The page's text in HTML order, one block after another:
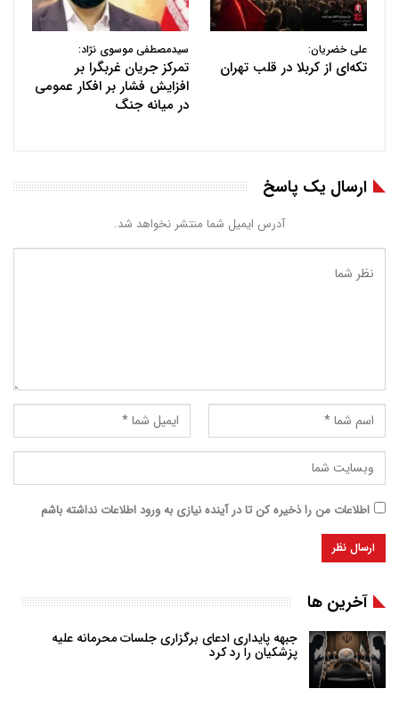
علی خضریان:
تکه‌ای از کربلا در قلب تهران
سیدمصطفی موسوی نژاد:
تمرکز جریان غربگرا بر
افزایش فشار بر افکار عمومی
در میانه جنگ
ارسال یک پاسخ
آدرس ایمیل شما منتشر نخواهد شد.
اطلاعات من را ذخیره کن تا در آینده نیازی به ورود اطلاعات نداشته باشم
آخرین ها
جبهه پایداری ادعای برگزاری جلسات محرمانه علیه
پزشکیان را رد کرد